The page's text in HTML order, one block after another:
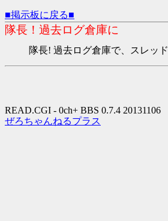
■掲示板に戻る■
隊長！過去ログ倉庫に
隊長! 過去ログ倉庫で、スレッド
READ.CGI - 0ch+ BBS 0.7.4 20131106
ぜろちゃんねるプラス